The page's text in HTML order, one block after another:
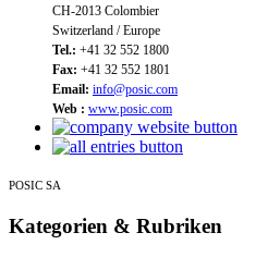
CH-2013 Colombier
Switzerland / Europe
Tel.: +41 32 552 1800
Fax: +41 32 552 1801
Email: info@posic.com
Web : www.posic.com
POSIC SA
Kategorien & Rubriken